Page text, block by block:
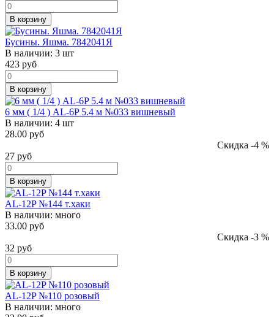
В корзину
Бусины. Яшма. 7842041Я
В наличии: 3 шт
423 руб
В корзину
6 мм ( 1/4 ) AL-6P 5.4 м №033 вишневый
В наличии: 4 шт
28.00 руб
Скидка -4 %
27 руб
В корзину
AL-12P №144 т.хаки
В наличии: много
33.00 руб
Скидка -3 %
32 руб
В корзину
AL-12P №110 розовый
В наличии: много